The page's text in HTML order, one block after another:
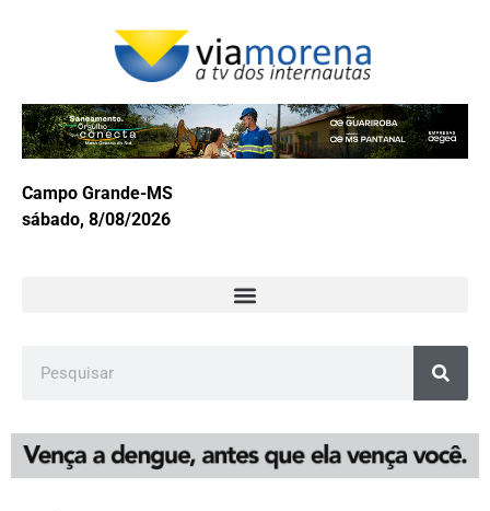
Campo Grande-MS
sábado, 8/08/2026